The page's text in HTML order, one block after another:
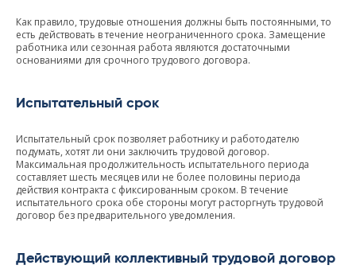
Как правило, трудовые отношения должны быть постоянными, то
есть действовать в течение неограниченного срока. Замещение
работника или сезонная работа являются достаточными
основаниями для срочного трудового договора.
Испытательный срок
Испытательный срок позволяет работнику и работодателю
подумать, хотят ли они заключить трудовой договор.
Максимальная продолжительность испытательного периода
составляет шесть месяцев или не более половины периода
действия контракта с фиксированным сроком. В течение
испытательного срока обе стороны могут расторгнуть трудовой
договор без предварительного уведомления.
Действующий коллективный трудовой договор